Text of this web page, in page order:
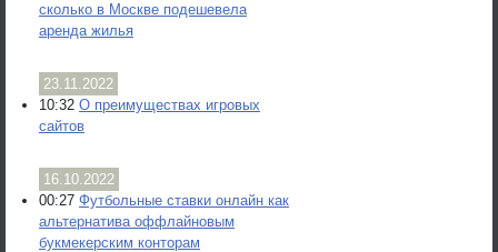
сколько в Москве подешевела
аренда жилья
23.11.2022
10:32 О преимуществах игровых
сайтов
16.10.2022
00:27 Футбольные ставки онлайн как
альтернатива оффлайновым
букмекерским конторам